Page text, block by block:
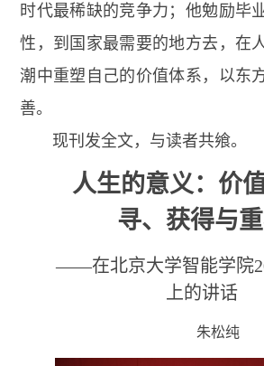
时代最稀缺的竞争力；他勉励毕
性，到国家最需要的地方去，在
潮中重塑自己的价值体系，以东
善。
现刊发全文，与读者共飨。
人生的意义：价
寻、获得与
——在北京大学智能学院
上的讲话
朱松纯